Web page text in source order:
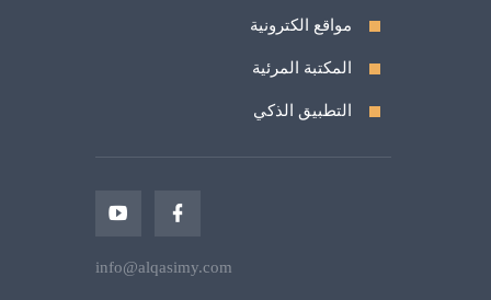
مواقع الكترونية
المكتبة المرئية
التطبيق الذكي
info@alqasimy.com